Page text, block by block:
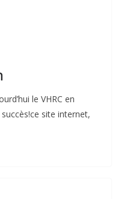
le VHRC en
site internet,